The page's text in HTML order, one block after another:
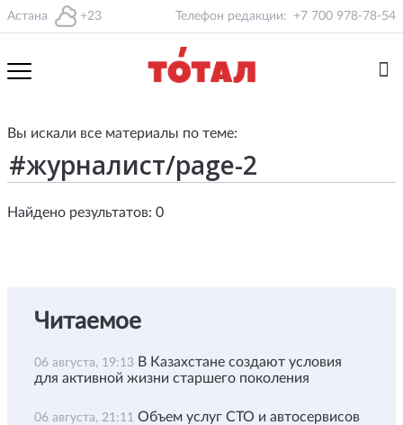
Астана +23 Телефон редакции: +7 700 978-78-54
Вы искали все материалы по теме:
Найдено результатов: 0
Читаемое
06 августа, 19:13 В Казахстане создают условия
для активной жизни старшего поколения
06 августа, 21:11 Объем услуг СТО и автосервисов